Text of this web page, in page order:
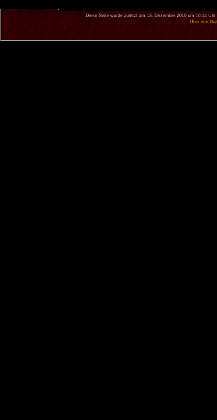
Diese Seite wurde zuletzt am 13. Dezember 2010 um 16:14 Uhr
Über den